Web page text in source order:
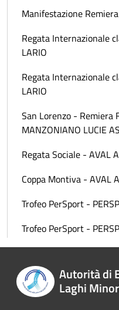
Manifestazione Remiera
Regata Internazionale
LARIO
Regata Internazionale
LARIO
San Lorenzo - Remiera
MANZONIANO LUCIE
Regata Sociale - AVAL
Coppa Montiva - AVAL
Trofeo PerSport -
Trofeo PerSport -
Autorità di
Laghi